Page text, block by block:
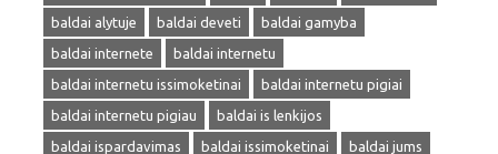
baldai alytuje
baldai deveti
baldai gamyba
baldai internete
baldai internetu
baldai internetu issimoketinai
baldai internetu pigiai
baldai internetu pigiau
baldai is lenkijos
baldai ispardavimas
baldai issimoketinai
baldai jums